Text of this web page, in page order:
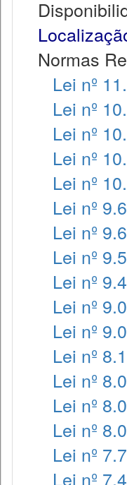
Normas
Lei nº
Lei nº
Lei nº
Lei nº
Lei nº
Lei nº
Lei nº
Lei nº
Lei nº
Lei nº
Lei nº
Lei nº
Lei nº
Lei nº
Lei nº
Lei nº
Lei nº